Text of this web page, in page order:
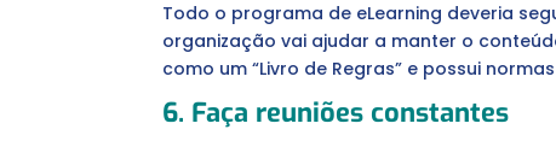
Todo o programa de eLearning deveria
organização vai ajudar a manter o
como um “Livro de Regras” e possui
6. Faça reuniões constantes